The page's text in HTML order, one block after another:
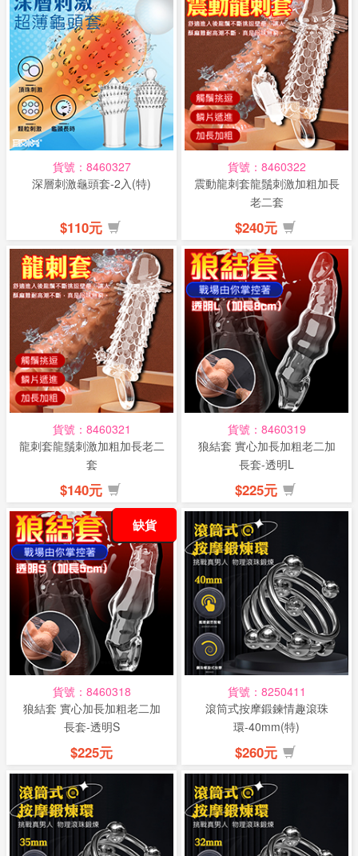
貨號：8460327
深層刺激龜頭套-2入(特)
$110元
貨號：8460322
震動龍刺套龍鬚刺激加粗加長
老二套
$240元
貨號：8460321
龍刺套龍鬚刺激加粗加長老二
套
$140元
貨號：8460319
狼結套 實心加長加粗老二加
長套-透明L
$225元
貨號：8460318
狼結套 實心加長加粗老二加
長套-透明S
$225元
缺貨
貨號：8250411
滾筒式按摩鍛鍊情趣滾珠
環-40mm(特)
$260元